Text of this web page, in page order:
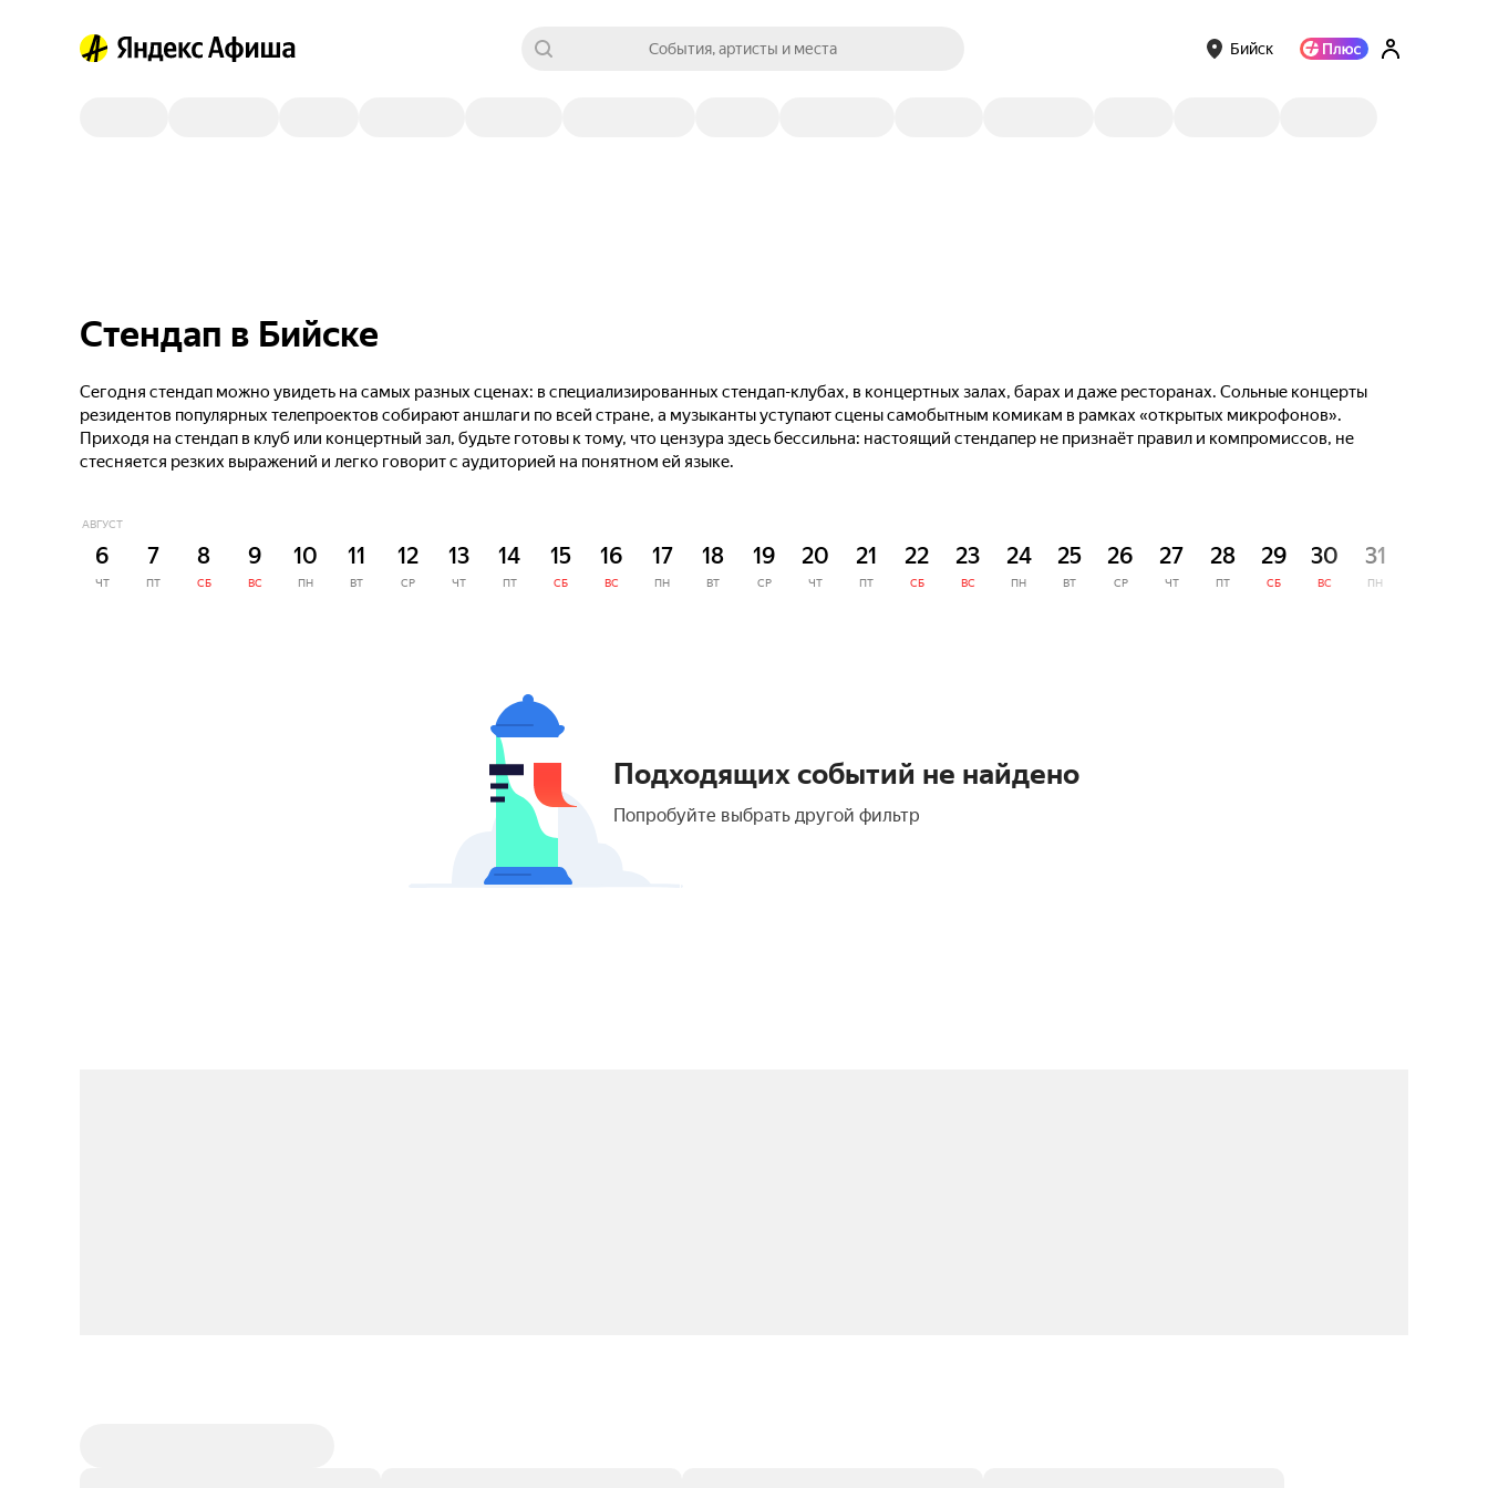
События, артисты и места Бийск
Стендап в Бийске
Сегодня стендап можно увидеть на самых разных сценах: в специализированных стендап-клубах, в концертных залах, барах и даже ресторанах. Сольные концерты
резидентов популярных телепроектов собирают аншлаги по всей стране, а музыканты уступают сцены самобытным комикам в рамках «открытых микрофонов».
Приходя на стендап в клуб или концертный зал, будьте готовы к тому, что цензура здесь бессильна: настоящий стендапер не признаёт правил и компромиссов, не
стесняется резких выражений и легко говорит с аудиторией на понятном ей языке.
АВГУСТ
6
ЧТ
7
ПТ
8
СБ
9
ВС
10
ПН
11
ВТ
12
СР
13
ЧТ
14
ПТ
15
СБ
16
ВС
17
ПН
18
ВТ
19
СР
20
ЧТ
21
ПТ
22
СБ
23
ВС
24
ПН
25
ВТ
26
СР
27
ЧТ
28
ПТ
29
СБ
30
ВС
31
ПН
Подходящих событий не найдено
Попробуйте выбрать другой фильтр